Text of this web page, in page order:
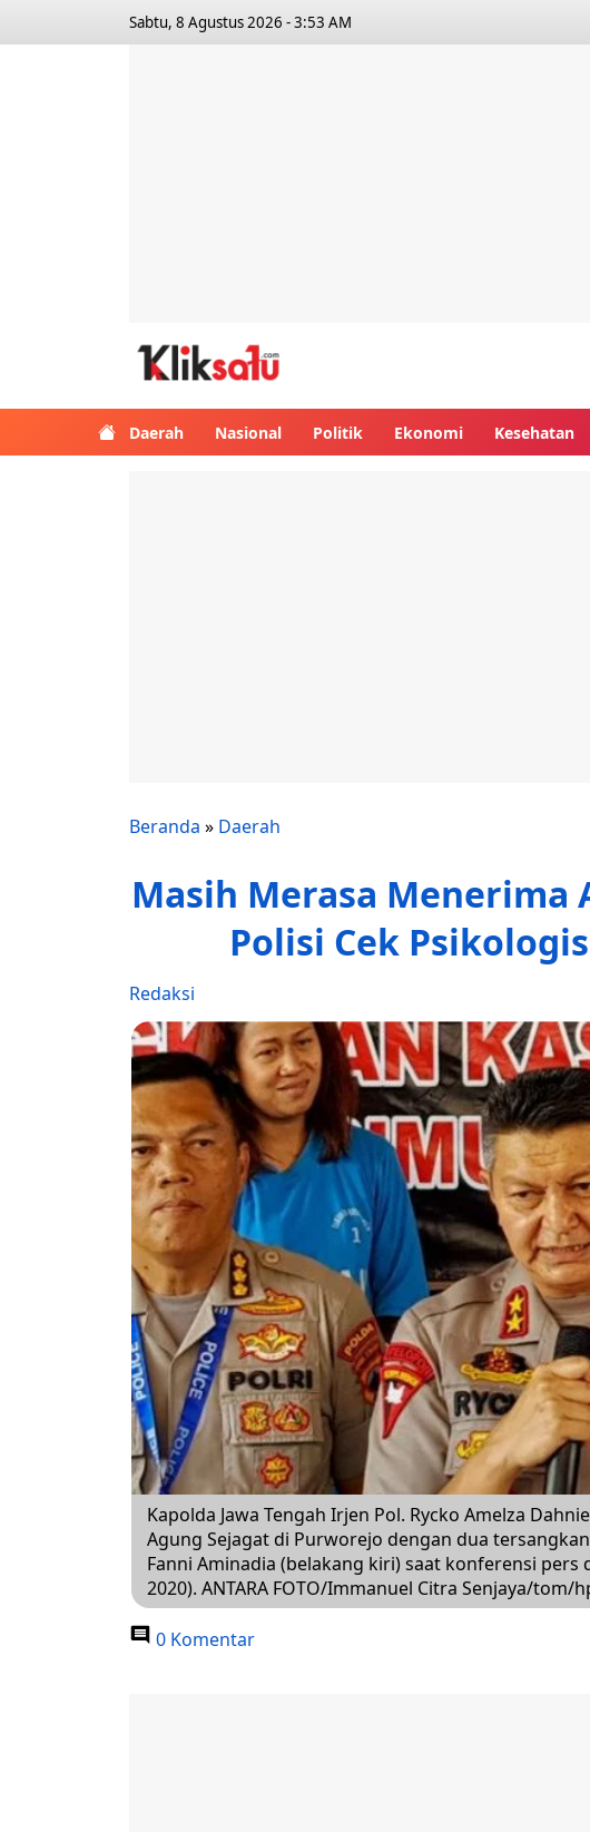
Sabtu, 8 Agustus 2026 - 3:53 AM
Daerah Nasional Politik Ekonomi Kesehatan
Beranda » Daerah
Masih Merasa Menerima
Polisi Cek
Redaksi
Kapolda Jawa Tengah Irjen Pol. Rycko Amelza
Agung Sejagat di Purworejo dengan dua
Fanni Aminadia (belakang kiri) saat konferensi pers
2020). ANTARA FOTO/Immanuel Citra Senjaya/tom/
0 Komentar